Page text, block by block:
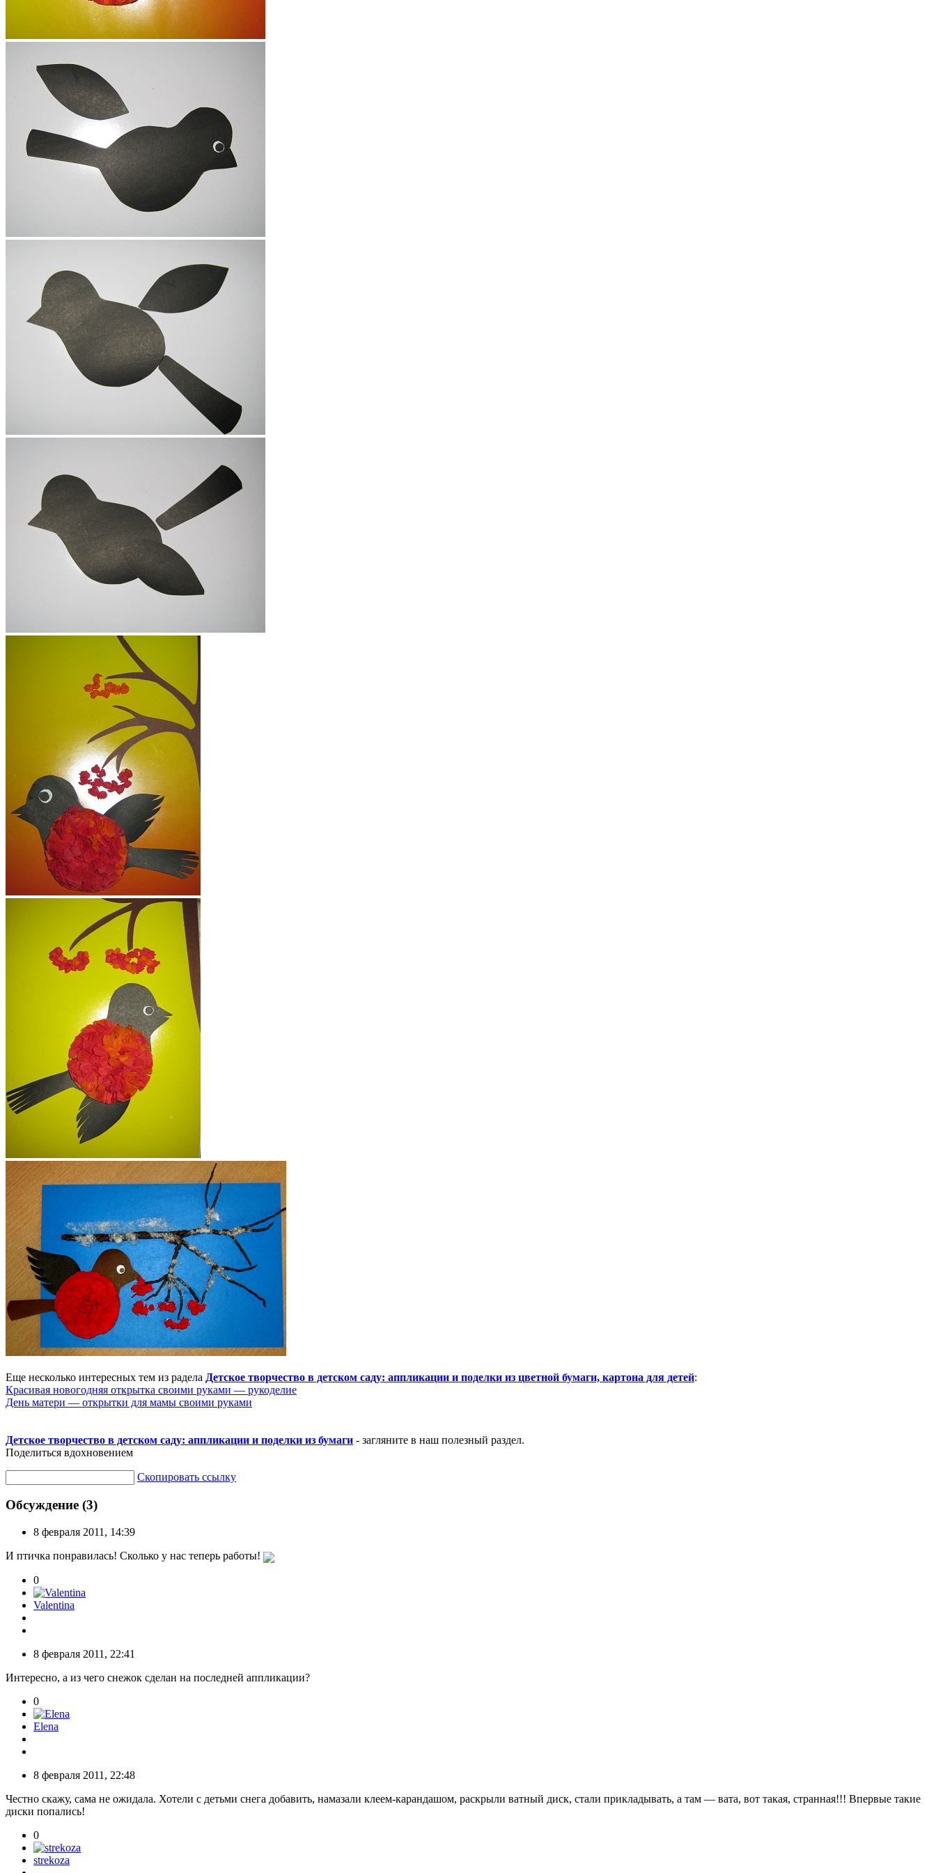
Еще несколько интересных тем из радела Детское творчество в детском саду: аппликации и поделки из цветной бумаги, картона для детей:
Красивая новогодняя открытка своими руками — рукоделие
День матери — открытки для мамы своими руками
Детское творчество в детском саду: аппликации и поделки из бумаги - загляните в наш полезный раздел.
Поделиться вдохновением
Скопировать ссылку
Обсуждение (3)
8 февраля 2011, 14:39
И птичка понравилась! Сколько у нас теперь работы!
0
Valentina
8 февраля 2011, 22:41
Интересно, а из чего снежок сделан на последней аппликации?
0
Elena
8 февраля 2011, 22:48
Честно скажу, сама не ожидала. Хотели с детьми снега добавить, намазали клеем-карандашом, раскрыли ватный диск, стали прикладывать, а там — вата, вот такая, странная!!! Впервые такие
диски попались!
0
strekoza